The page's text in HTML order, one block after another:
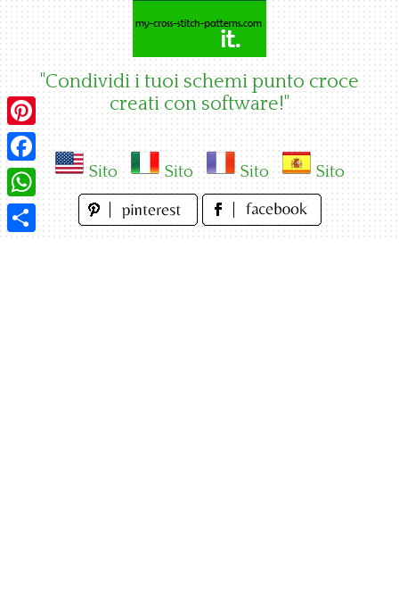
"Condividi i tuoi schemi punto croce
creati con software!"
Sito Sito Sito Sito
Pinterest
Facebook
WhatsApp